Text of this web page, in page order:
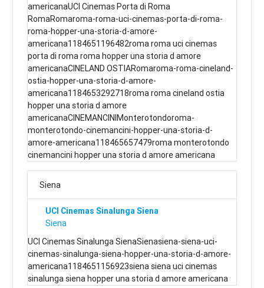
americanaUCI Cinemas Porta di Roma
RomaRomaroma-roma-uci-cinemas-porta-di-roma-
roma-hopper-una-storia-d-amore-
americana1184651196482roma roma uci cinemas
porta di roma roma hopper una storia d amore
americanaCINELAND OSTIARomaroma-roma-cineland-
ostia-hopper-una-storia-d-amore-
americana1184653292718roma roma cineland ostia
hopper una storia d amore
americanaCINEMANCINIMonterotondoroma-
monterotondo-cinemancini-hopper-una-storia-d-
amore-americana118465657479roma monterotondo
cinemancini hopper una storia d amore americana
Siena
UCI Cinemas Sinalunga Siena
Siena
UCI Cinemas Sinalunga SienaSienasiena-siena-uci-
cinemas-sinalunga-siena-hopper-una-storia-d-amore-
americana1184651156923siena siena uci cinemas
sinalunga siena hopper una storia d amore americana